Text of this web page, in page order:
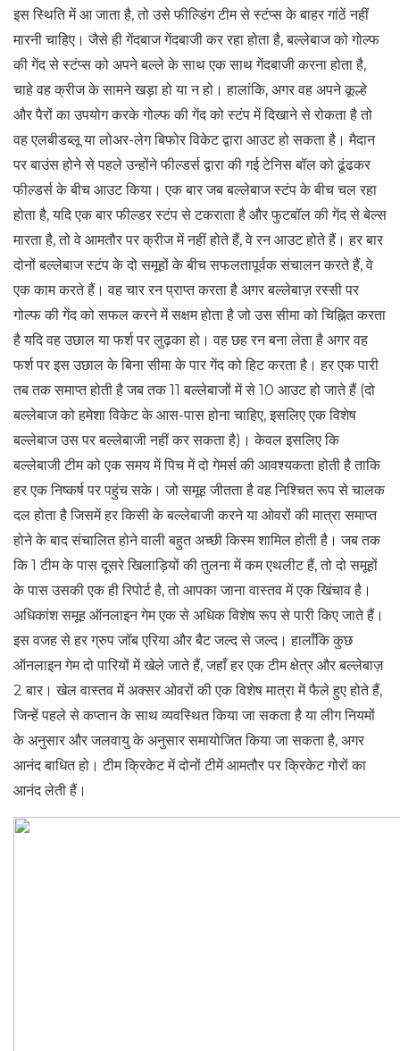
इस स्थिति में आ जाता है, तो उसे फील्डिंग टीम से स्टंप्स के बाहर गांठें नहीं
मारनी चाहिए। जैसे ही गेंदबाज गेंदबाजी कर रहा होता है, बल्लेबाज को गोल्फ
की गेंद से स्टंप्स को अपने बल्ले के साथ एक साथ गेंदबाजी करना होता है,
चाहे वह क्रीज के सामने खड़ा हो या न हो। हालांकि, अगर वह अपने कूल्हे
और पैरों का उपयोग करके गोल्फ की गेंद को स्टंप में दिखाने से रोकता है तो
वह एलबीडब्लू या लोअर-लेग बिफोर विकेट द्वारा आउट हो सकता है। मैदान
पर बाउंस होने से पहले उन्होंने फील्डर्स द्वारा की गई टेनिस बॉल को ढूंढकर
फील्डर्स के बीच आउट किया। एक बार जब बल्लेबाज स्टंप के बीच चल रहा
होता है, यदि एक बार फील्डर स्टंप से टकराता है और फुटबॉल की गेंद से बेल्स
मारता है, तो वे आमतौर पर क्रीज में नहीं होते हैं, वे रन आउट होते हैं। हर बार
दोनों बल्लेबाज स्टंप के दो समूहों के बीच सफलतापूर्वक संचालन करते हैं, वे
एक काम करते हैं। वह चार रन प्राप्त करता है अगर बल्लेबाज़ रस्सी पर
गोल्फ की गेंद को सफल करने में सक्षम होता है जो उस सीमा को चिह्नित करता
है यदि वह उछाल या फर्श पर लुढ़का हो। वह छह रन बना लेता है अगर वह
फर्श पर इस उछाल के बिना सीमा के पार गेंद को हिट करता है। हर एक पारी
तब तक समाप्त होती है जब तक 11 बल्लेबाजों में से 10 आउट हो जाते हैं (दो
बल्लेबाज को हमेशा विकेट के आस-पास होना चाहिए, इसलिए एक विशेष
बल्लेबाज उस पर बल्लेबाजी नहीं कर सकता है)। केवल इसलिए कि
बल्लेबाजी टीम को एक समय में पिच में दो गेमर्स की आवश्यकता होती है ताकि
हर एक निष्कर्ष पर पहुंच सके। जो समूह जीतता है वह निश्चित रूप से चालक
दल होता है जिसमें हर किसी के बल्लेबाजी करने या ओवरों की मात्रा समाप्त
होने के बाद संचालित होने वाली बहुत अच्छी किस्म शामिल होती है। जब तक
कि 1 टीम के पास दूसरे खिलाड़ियों की तुलना में कम एथलीट हैं, तो दो समूहों
के पास उसकी एक ही रिपोर्ट है, तो आपका जाना वास्तव में एक खिंचाव है।
अधिकांश समूह ऑनलाइन गेम एक से अधिक विशेष रूप से पारी किए जाते हैं।
इस वजह से हर ग्रुप जॉब एरिया और बैट जल्द से जल्द। हालाँकि कुछ
ऑनलाइन गेम दो पारियों में खेले जाते हैं, जहाँ हर एक टीम क्षेत्र और बल्लेबाज़
2 बार। खेल वास्तव में अक्सर ओवरों की एक विशेष मात्रा में फैले हुए होते हैं,
जिन्हें पहले से कप्तान के साथ व्यवस्थित किया जा सकता है या लीग नियमों
के अनुसार और जलवायु के अनुसार समायोजित किया जा सकता है, अगर
आनंद बाधित हो। टीम क्रिकेट में दोनों टीमें आमतौर पर क्रिकेट गोरों का
आनंद लेती हैं।